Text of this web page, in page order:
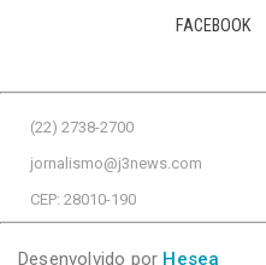
FACEBOOK
(22) 2738-2700
jornalismo@j3news.com
CEP: 28010-190
Desenvolvido por Hesea